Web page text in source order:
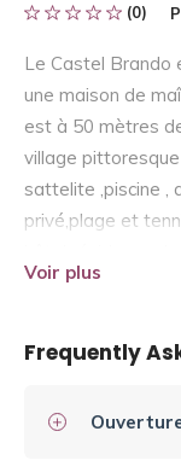
(0)
Le Castel Brando
une maison de
est à 50 mètres
village
sattelite ,piscine ,
privé,plage et
XIXe entierement
Voir plus
Frequently